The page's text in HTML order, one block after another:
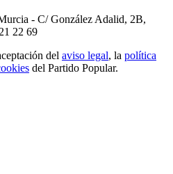
- C/ González Adalid, 2B,
22 69
del aviso legal, la política
del Partido Popular.